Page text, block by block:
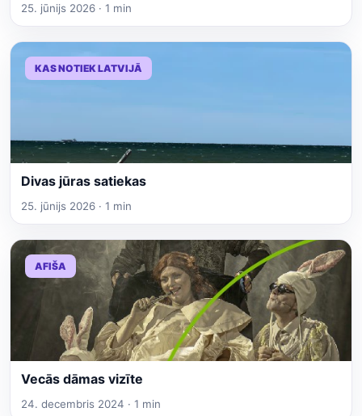
25. jūnijs 2026 · 1 min
KAS NOTIEK LATVIJĀ
Divas jūras satiekas
25. jūnijs 2026 · 1 min
AFIŠA
Vecās dāmas vizīte
24. decembris 2024 · 1 min